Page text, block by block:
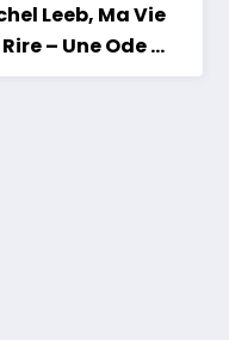
Leeb, Ma Vie
– Une Ode à
l’Humour